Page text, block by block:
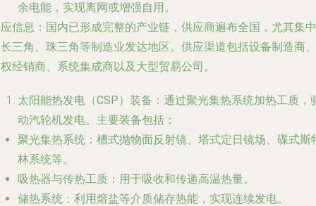
余电能，实现离网或增强自用。
信息 ：国内已形成完整的产业链，供应商遍布全国，尤其集中
三角、珠三角等制造业发达地区。供应渠道包括设备制造商、
经销商、系统集成商以及大型贸易公司。
太阳能热发电（CSP）装备 ：通过聚光集热系统加热工质，
动汽轮机发电。主要装备包括：
聚光集热系统 ：槽式抛物面反射镜、塔式定日镜场、碟式斯
林系统等。
吸热器与传热工质 ：用于吸收和传递高温热量。
储热系统 ：利用熔盐等介质储存热能，实现连续发电。